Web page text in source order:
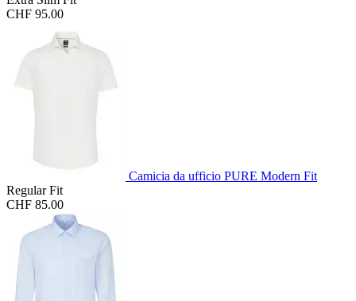
CHF 95.00
Camicia da ufficio PURE Modern Fit
Regular Fit
CHF 85.00